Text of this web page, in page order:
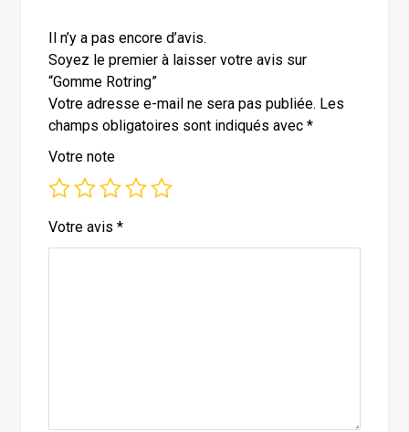
Il n’y a pas encore d’avis.
Soyez le premier à laisser votre avis sur
“Gomme Rotring”
Votre adresse e-mail ne sera pas publiée. Les
champs obligatoires sont indiqués avec*
Votre note
Votre avis*